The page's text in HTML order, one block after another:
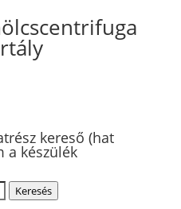
kereső (hat
a készülék
Keresés